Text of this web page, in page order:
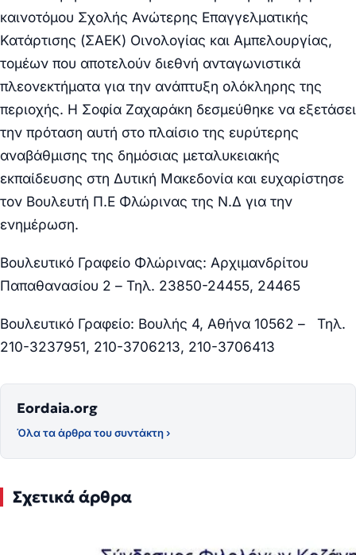
καινοτόμου Σχολής Ανώτερης Επαγγελματικής
Κατάρτισης (ΣΑΕΚ) Οινολογίας και Αμπελουργίας,
τομέων που αποτελούν διεθνή ανταγωνιστικά
πλεονεκτήματα για την ανάπτυξη ολόκληρης της
περιοχής. Η Σοφία Ζαχαράκη δεσμεύθηκε να εξετάσει
την πρόταση αυτή στο πλαίσιο της ευρύτερης
αναβάθμισης της δημόσιας μεταλυκειακής
εκπαίδευσης στη Δυτική Μακεδονία και ευχαρίστησε
τον Βουλευτή Π.Ε Φλώρινας της Ν.Δ για την
ενημέρωση.
Βουλευτικό Γραφείο Φλώρινας: Αρχιμανδρίτου
Παπαθανασίου 2 – Τηλ. 23850-24455, 24465
Βουλευτικό Γραφείο: Βουλής 4, Αθήνα 10562 – Τηλ.
210-3237951, 210-3706213, 210-3706413
Eordaia.org
Όλα τα άρθρα του συντάκτη ›
Σχετικά άρθρα